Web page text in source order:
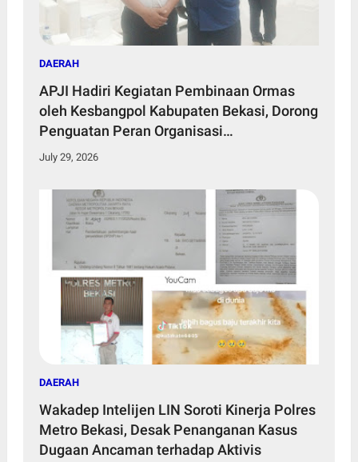
DAERAH
APJI Hadiri Kegiatan Pembinaan Ormas
oleh Kesbangpol Kabupaten Bekasi, Dorong
Penguatan Peran Organisasi
Kemasyarakatan
July 29, 2026
DAERAH
Wakadep Intelijen LIN Soroti Kinerja Polres
Metro Bekasi, Desak Penanganan Kasus
Dugaan Ancaman terhadap Aktivis